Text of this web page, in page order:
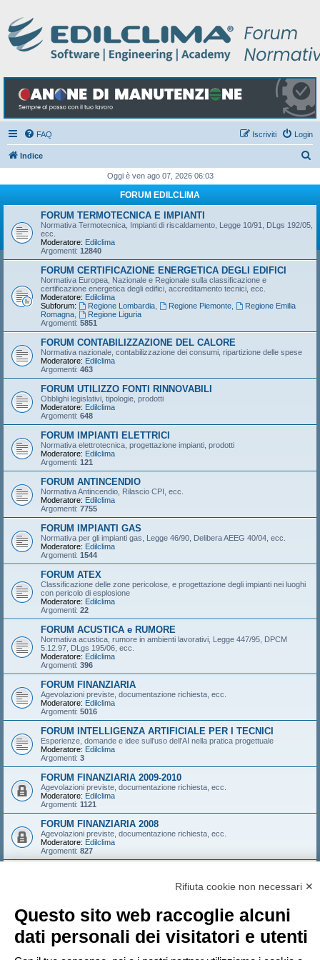
FAQ Login
Iscriviti
Indice
c
Oggi è ven ago 07, 2026 06:03
FORUM EDILCLIMA
FORUM TERMOTECNICA E IMPIANTI
Normativa Termotecnica, Impianti di riscaldamento, Legge 10/91, DLgs 192/05,
ecc.
Moderatore: Edilclima
Argomenti: 12840
FORUM CERTIFICAZIONE ENERGETICA DEGLI EDIFICI
Normativa Europea, Nazionale e Regionale sulla classificazione e
certificazione energetica degli edifici, accreditamento tecnici, ecc.
Moderatore: Edilclima
Subforum:
Regione Lombardia, Regione Piemonte,
Regione Emilia
Romagna
Regione Liguria
Argomenti: 5851
FORUM CONTABILIZZAZIONE DEL CALORE
Normativa nazionale, contabilizzazione dei consumi, ripartizione delle spese
Moderatore: Edilclima
Argomenti: 463
FORUM UTILIZZO FONTI RINNOVABILI
Obblighi legislativi, tipologie, prodotti
Moderatore: Edilclima
Argomenti: 648
FORUM IMPIANTI ELETTRICI
Normativa elettrotecnica, progettazione impianti, prodotti
Moderatore: Edilclima
Argomenti: 121
FORUM ANTINCENDIO
Normativa Antincendio, Rilascio CPI, ecc.
Moderatore: Edilclima
Argomenti: 7755
FORUM IMPIANTI GAS
Normativa per gli impianti gas, Legge 46/90, Delibera AEEG 40/04, ecc.
Moderatore: Edilclima
Argomenti: 1544
FORUM ATEX
Classificazione delle zone pericolose, e progettazione degli impianti nei luoghi
con pericolo di esplosione
Moderatore: Edilclima
Argomenti: 22
FORUM ACUSTICA e RUMORE
Normativa acustica, rumore in ambienti lavorativi, Legge 447/95, DPCM
5.12.97, DLgs 195/06, ecc.
Moderatore: Edilclima
Argomenti: 396
FORUM FINANZIARIA
Agevolazioni previste, documentazione richiesta, ecc.
Moderatore: Edilclima
Argomenti: 5016
FORUM INTELLIGENZA ARTIFICIALE PER I TECNICI
Esperienze, domande e idee sull’uso dell’AI nella pratica progettuale
Moderatore: Edilclima
Argomenti: 3
FORUM FINANZIARIA 2009-2010
Agevolazioni previste, documentazione richiesta, ecc.
Moderatore: Edilclima
Argomenti: 1121
FORUM FINANZIARIA 2008
Agevolazioni previste, documentazione richiesta, ecc.
Moderatore: Edilclima
Argomenti: 827
LOGIN
ISCRIVITI
Nome utente:
Rifiuta cookie non necessari ✕
Questo sito web raccoglie alcuni
dati personali dei visitatori e utenti